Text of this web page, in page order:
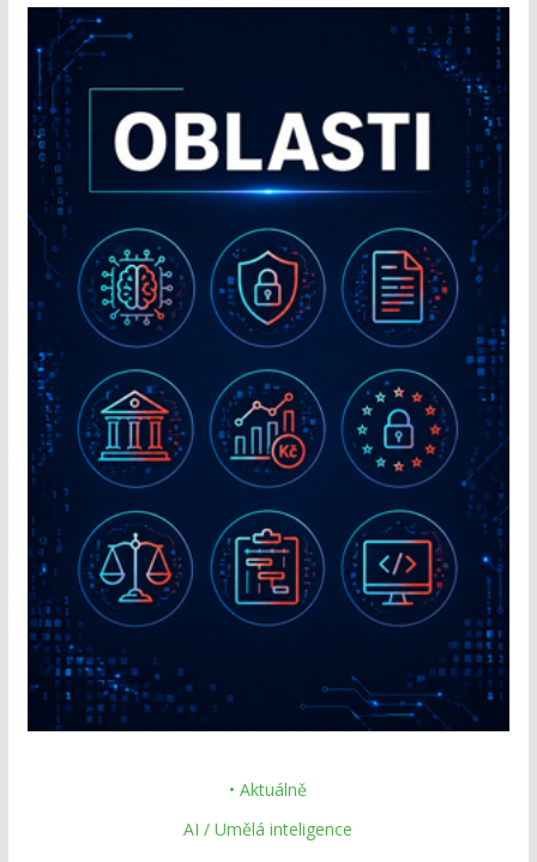
• Aktuálně
AI / Umělá inteligence